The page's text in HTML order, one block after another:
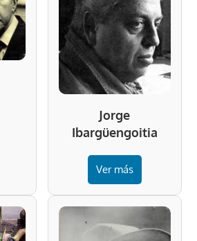
Jorge
Ibargüengoitia
Ver más